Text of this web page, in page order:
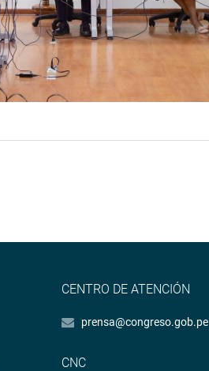
CENTRO DE ATENCIÓN
prensa@congreso.gob.pe
CNC